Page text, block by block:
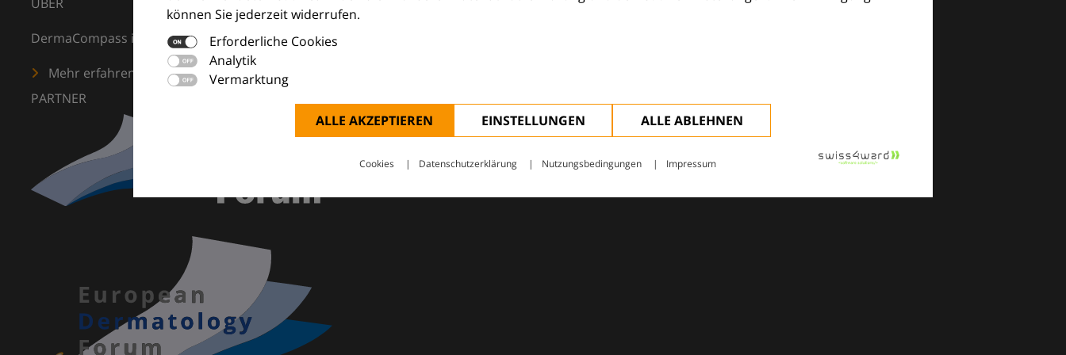
können Sie jederzeit widerrufen.
Erforderliche Cookies
Analytik
Vermarktung
ALLE AKZEPTIEREN EINSTELLUNGEN ALLE ABLEHNEN
Cookies Datenschutzerklärung Nutzungsbedingungen Impressum
DermaCompass ist Ihr digitaler Kompass für die Dermatologie – mit Wissen, Bildern und praktischen Tools für den klinischen Alltag.
Mehr erfahren
PARTNER